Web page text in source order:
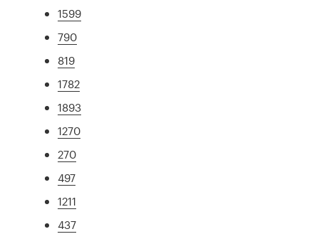
1599
790
819
1782
1893
1270
270
497
1211
437